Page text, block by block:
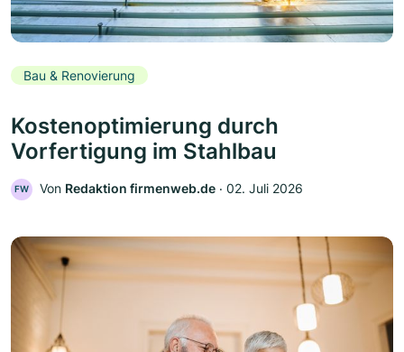
Bau & Renovierung
Kostenoptimierung durch
Vorfertigung im Stahlbau
FW Von Redaktion firmenweb.de ‧ 02. Juli 2026